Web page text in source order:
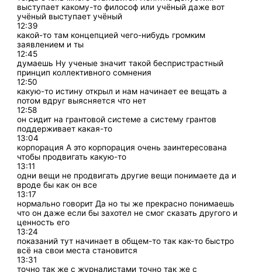
выступает какому-то философ или учёный даже вот
учёный выступает учёный
12:39
какой-то там концепцией чего-нибудь громким
заявлением и ты
12:45
думаешь Ну ученые значит такой беспристрастный
принцип коллективного сомнения
12:50
какую-то истину открыл и нам начинает ее вещать а
потом вдруг выясняется что нет
12:58
он сидит на грантовой системе а систему грантов
поддерживает какая-то
13:04
корпорация А это корпорация очень заинтересована
чтобы продвигать какую-то
13:11
одни вещи не продвигать другие вещи понимаете да и
вроде бы как он все
13:17
нормально говорит Да но ты же прекрасно понимаешь
что он даже если бы захотел не смог сказать другого и
ценность его
13:24
показаний тут начинает в общем-то так как-то быстро
всё на свои места становится
13:31
точно так же с журналистами точно так же с